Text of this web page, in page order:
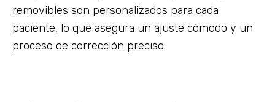
removibles son personalizados para cada
paciente, lo que asegura un ajuste cómodo y un
proceso de corrección preciso.